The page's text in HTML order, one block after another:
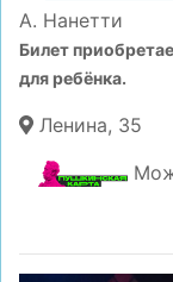
А. Нанетти
Билет
для ребёнка.
Ленина, 35